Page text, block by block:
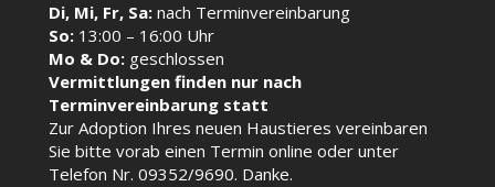
Di, Mi, Fr, Sa:nach Terminvereinbarung
So: 13:00 – 16:00 Uhr
Mo & Do: geschlossen
Vermittlungen finden nur nach
Terminvereinbarung statt
Zur Adoption Ihres neuen Haustieres vereinbaren
Sie bitte vorab einen Terminonline oder unter
Telefon Nr. 09352/9690. Danke.